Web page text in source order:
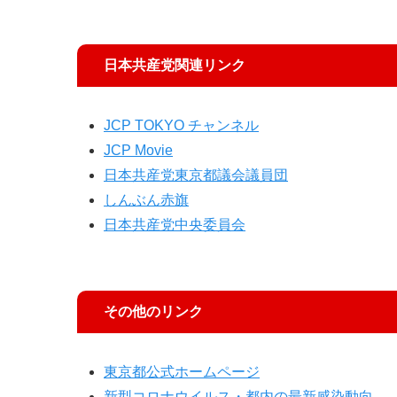
日本共産党関連リンク
JCP TOKYO チャンネル
JCP Movie
日本共産党東京都議会議員団
しんぶん赤旗
日本共産党中央委員会
その他のリンク
東京都公式ホームページ